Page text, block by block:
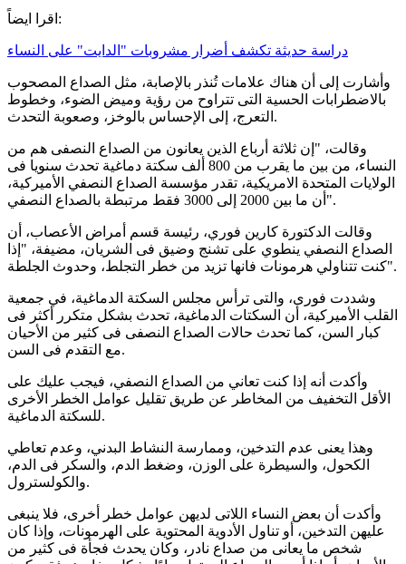
اقرا ايضاً:
دراسة حديثة تكشف أضرار مشروبات "الدايت" على النساء
وأشارت إلى أن هناك علامات تُنذر بالإصابة، مثل الصداع المصحوب
بالاضطرابات الحسية التى تتراوح من رؤية وميض الضوء، وخطوط
التعرج، إلى الإحساس بالوخز، وصعوبة التحدث.
وقالت، "إن ثلاثة أرباع الذين يعانون من الصداع النصفى هم من
النساء، من بين ما يقرب من 800 ألف سكتة دماغية تحدث سنويا فى
الولايات المتحدة الامريكية، تقدر مؤسسة الصداع النصفي الأميركية،
أن ما بين 2000 إلى 3000 فقط مرتبطة بالصداع النصفي".
وقالت الدكتورة كارين فوري، رئيسة قسم أمراض الأعصاب، أن
الصداع النصفي ينطوي على تشنج وضيق فى الشريان، مضيفة، "إذا
كنت تتناولي هرمونات فانها تزيد من خطر التجلط، وحدوث الجلطة".
وشددت فورى، والتى ترأس مجلس السكتة الدماغية، في جمعية
القلب الأميركية، أن السكتات الدماغية، تحدث بشكل متكرر أكثر فى
كبار السن، كما تحدث حالات الصداع النصفى فى كثير من الأحيان
مع التقدم فى السن.
وأكدت أنه إذا كنت تعاني من الصداع النصفي، فيجب عليك على
الأقل التخفيف من المخاطر عن طريق تقليل عوامل الخطر الأخرى
للسكتة الدماغية.
وهذا يعنى عدم التدخين، وممارسة النشاط البدني، وعدم تعاطي
الكحول، والسيطرة على الوزن، وضغط الدم، والسكر فى الدم،
والكولسترول.
وأكدت أن بعض النساء اللاتى لديهن عوامل خطر أخرى، فلا ينبغى
عليهن التدخين، أو تناول الأدوية المحتوية على الهرمونات، وإذا كان
شخص ما يعانى من صداع نادر، وكان يحدث فجأة فى كثير من